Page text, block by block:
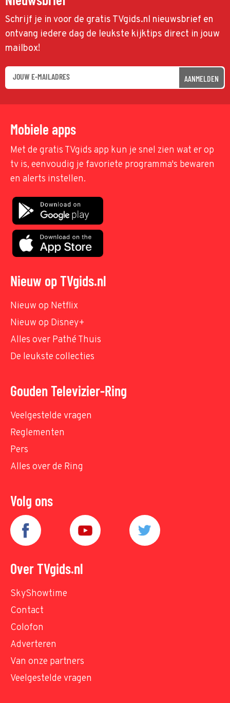
Schrijf je in voor de gratis TVgids.nl nieuwsbrief en
ontvang iedere dag de leukste kijktips direct in jouw
mailbox!
AANMELDEN
Mobiele apps
Met de gratis TVgids app kun je snel zien wat er op
tv is, eenvoudig je favoriete programma's bewaren
en alerts instellen.
Nieuw op TVgids.nl
Nieuw op Netflix
Nieuw op Disney+
Alles over Pathé Thuis
De leukste collecties
Gouden Televizier-Ring
Veelgestelde vragen
Reglementen
Pers
Alles over de Ring
Volg ons
Over TVgids.nl
SkyShowtime
Contact
Colofon
Adverteren
Van onze partners
Veelgestelde vragen